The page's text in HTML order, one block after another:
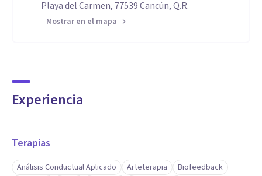
Playa del Carmen, 77539 Cancún, Q.R.
Mostrar en el mapa
Experiencia
Terapias
Análisis Conductual Aplicado Arteterapia
Biofeedback